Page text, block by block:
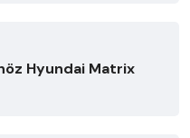
Hyundai Matrix